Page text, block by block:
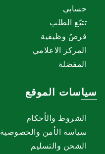
حسابي
تتبّع الطلب
فرصٌ وظيفية
المركز الاعلامي
المفضلة
سياسات الموقع
الشروط والأحكام
سياسة الأمن والخصوصية
الشحن والتسليم